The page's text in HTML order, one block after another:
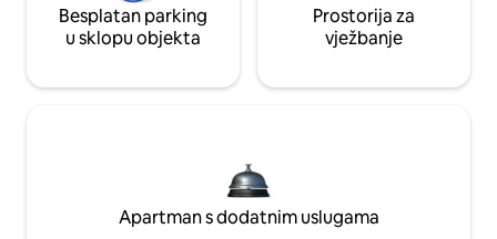
Besplatan parking
u sklopu objekta
Prostorija za
vježbanje
Apartman s dodatnim uslugama